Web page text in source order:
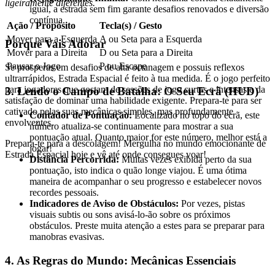
igual, a estrada sem fim garante desafios renovados e diversão
contínua.
Porque Vais Adorar
Se prosperas em desafios de alta octanagem e possuis reflexos
ultrarrápidos, Estrada Espacial é feito à tua medida. É o jogo perfeito
para jogadores que gostam de sessões de jogo curtas e intensas e da
satisfação de dominar uma habilidade exigente. Prepara-te para ser
cativado pelas suas mecânicas simples, mas profundamente
envolventes.
Prepara-te para a descolagem! Mergulha no mundo emocionante de
Estrada Espacial hoje e vê até onde consegues voar!
ligeiramente diferentes.
Ação / Propósito
Tecla(s) / Gesto
Mover para a Esquerda A ou Seta para a Esquerda
Mover para a Direita
D ou Seta para a Direita
Pausar o Jogo
P ou Escape
3. Lendo o Campo de Batalha: O Seu Ecrã (HUD)
Contador de Pontuação:Localizado no topo do ecrã, este
número atualiza-se continuamente para mostrar a sua
pontuação atual. Quanto maior for este número, melhor está a
jogar!
Distância Percorrida:Muitas vezes exibida perto da sua
pontuação, isto indica o quão longe viajou. É uma ótima
maneira de acompanhar o seu progresso e estabelecer novos
recordes pessoais.
Indicadores de Aviso de Obstáculos: Por vezes, pistas
visuais subtis ou sons avisá-lo-ão sobre os próximos
obstáculos. Preste muita atenção a estes para se preparar para
manobras evasivas.
4. As Regras do Mundo: Mecânicas Essenciais